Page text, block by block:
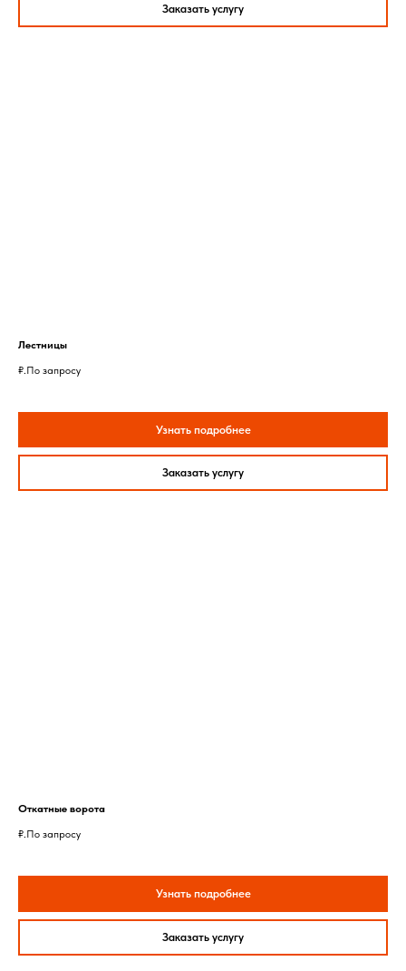
Заказать услугу
Лестницы
₽. По запросу
Узнать подробнее
Заказать услугу
Откатные ворота
₽.По запросу
Узнать подробнее
Заказать услугу